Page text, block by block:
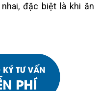
đặc biệt là khi ăn